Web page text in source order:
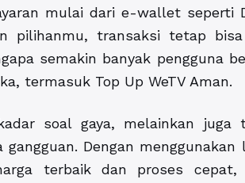
mulai dari e-wallet seperti
pilihanmu, transaksi tetap bisa
semakin banyak pengguna
termasuk Top Up WeTV Aman.
soal gaya, melainkan juga
Dengan menggunakan
terbaik dan proses